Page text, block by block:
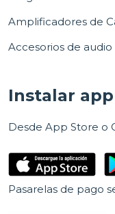
Amplificadores de
Accesorios de audio
Instalar app
Desde App Store o
Pasarelas de pago